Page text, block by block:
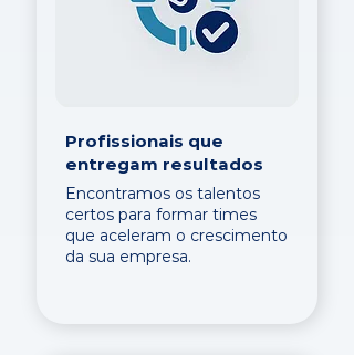
Profissionais que
entregam resultados
Encontramos os talentos
certos para formar times
que aceleram o crescimento
da sua empresa.